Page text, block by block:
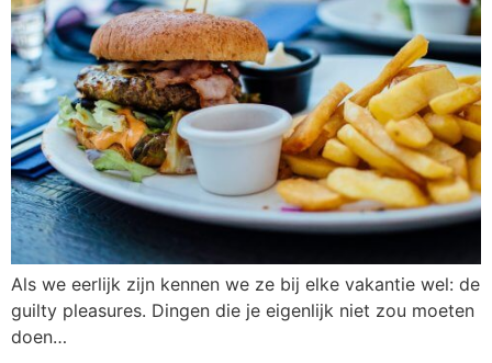
Als we eerlijk zijn kennen we ze bij elke vakantie wel: de
guilty pleasures. Dingen die je eigenlijk niet zou moeten
doen…